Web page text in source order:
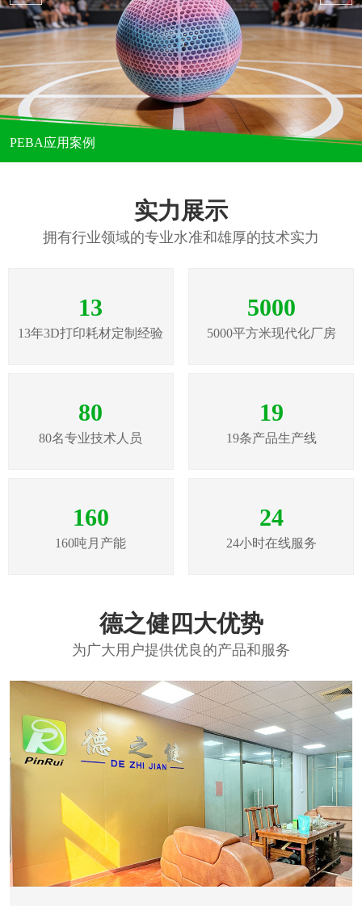
PEBA应用案例
实力展示
拥有行业领域的专业水准和雄厚的技术实力
13
13年3D打印耗材定制经验
5000
5000平方米现代化厂房
80
80名专业技术人员
19
19条产品生产线
160
160吨月产能
24
24小时在线服务
德之健四大优势
为广大用户提供优良的产品和服务